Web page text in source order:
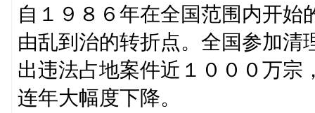
自１９８６年在全国范围内开
由乱到治的转折点。全国参加清
出违法占地案件近１０００万宗
连年大幅度下降。